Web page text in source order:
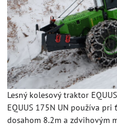
Lesný kolesový traktor
EQUUS 175N UN používa
dosahom 8.2m a zdvihovým